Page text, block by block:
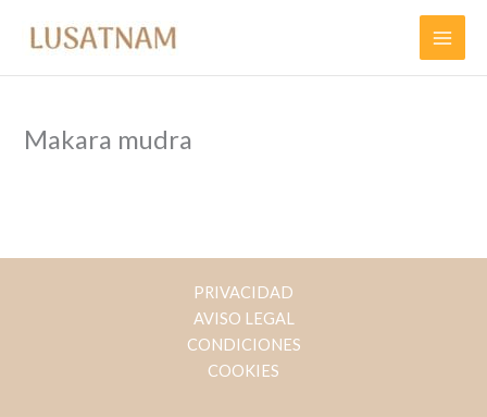
Makara mudra
PRIVACIDAD
AVISO LEGAL
CONDICIONES
COOKIES